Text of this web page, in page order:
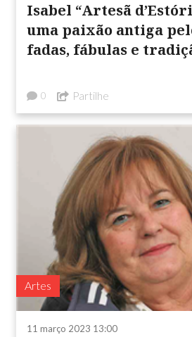
Isabel “Artesã
uma paixão antiga
fadas, fábulas e
0 Partilhe
Artes
11 março 2023 13:00